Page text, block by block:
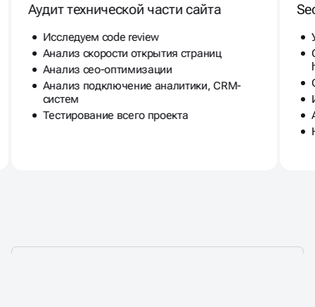
Аудит технической части сайта
Исследуем code review
Анализ скорости открытия страниц
Анализ сео-оптимизации
Анализ подключение аналитики, CRM-
систем
Тестирование всего проекта